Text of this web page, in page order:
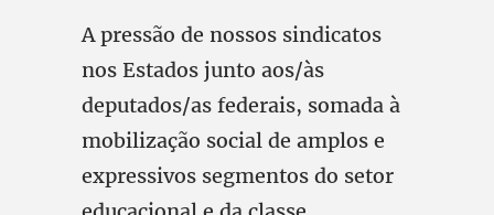
A pressão de nossos sindicatos
nos Estados junto aos/às
deputados/as federais, somada à
mobilização social de amplos e
expressivos segmentos do setor